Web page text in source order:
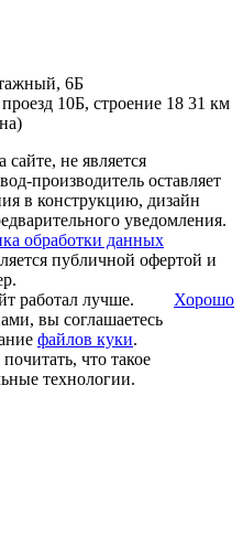
6Б
10Б, строение 18 31 км
не является
производитель оставляет
в конструкцию, дизайн
уведомления.
обработки данных
публичной офертой и
работал лучше.
вы соглашаетесь
файлов куки.
что такое
технологии.
Хорошо